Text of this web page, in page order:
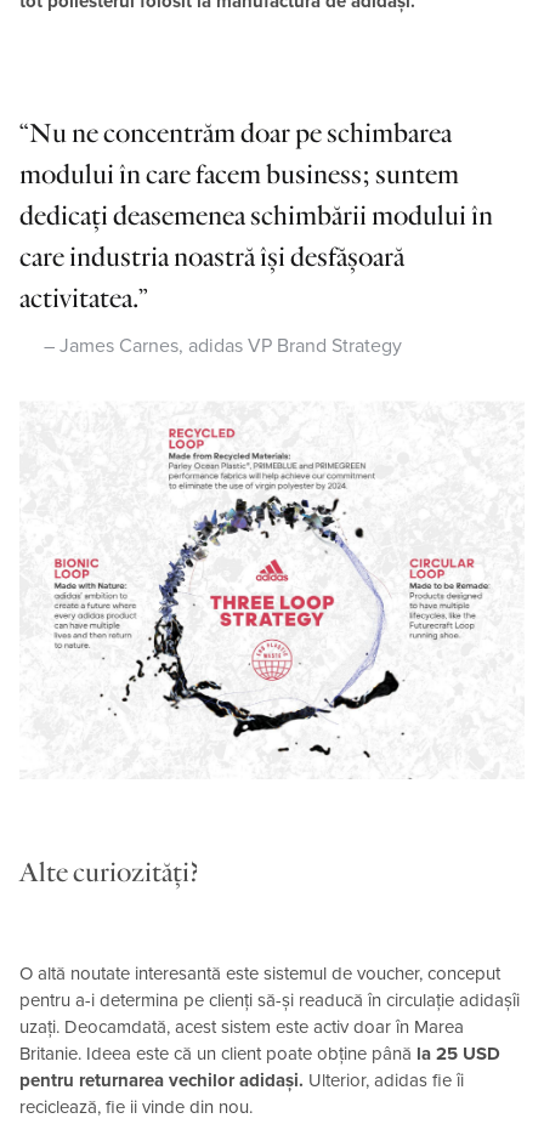
Nu ne concentrăm doar pe schimbarea
modului în care facem business; suntem
dedicați deasemenea schimbării modului în
care industria noastră își desfășoară
activitatea.
James Carnes, adidas VP Brand Strategy
Alte curiozități?
O altă noutate interesantă este sistemul de voucher, conceput
pentru a-i determina pe clienți să-și readucă în circulație adidașîi
uzați. Deocamdată, acest sistem este activ doar în Marea
Britanie. Ideea este că un client poate obține până la 25 USD
pentru returnarea vechilor adidași. Ulterior, adidas fie îi
reciclează, fie ii vinde din nou.